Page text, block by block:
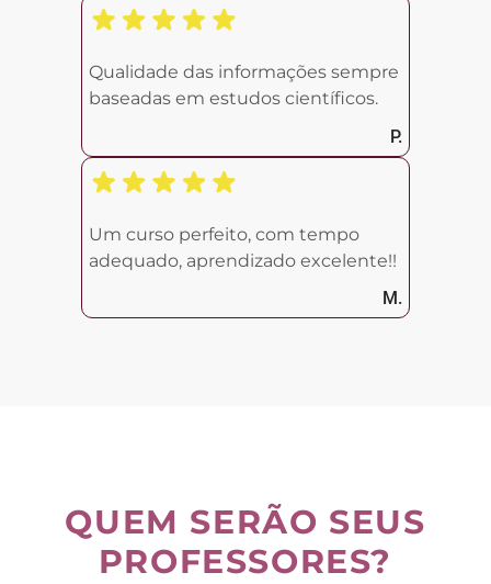
Qualidade das informações sempre
baseadas em estudos científicos.
P.
Um curso perfeito, com tempo
adequado, aprendizado excelente!!
M.
QUEM SERÃO SEUS
PROFESSORES?